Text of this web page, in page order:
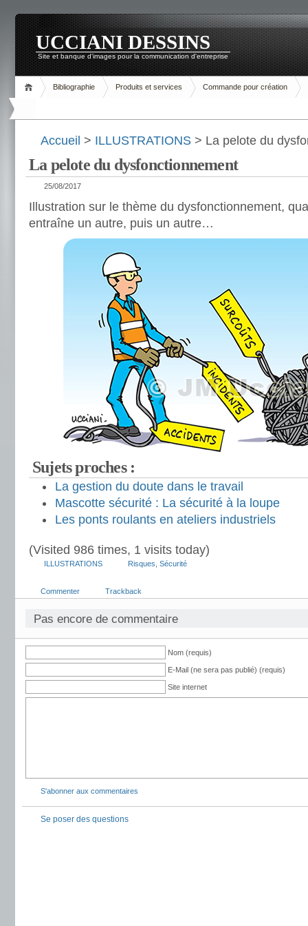
UCCIANI DESSINS
Site et banque d'images pour la communication d'entreprise
Bibliographie Produits et services Commande pour création
Accueil > ILLUSTRATIONS > La pelote du
La pelote du dysfonctionnement
25/08/2017
Illustration sur le thème du dysfonctionnement,
entraîne un autre, puis un autre…
Sujets proches :
La gestion du doute dans le travail
Mascotte sécurité : La sécurité à la loupe
Les ponts roulants en ateliers industriels
(Visited 986 times, 1 visits today)
ILLUSTRATIONS Risques Sécurité
Commenter Trackback
Pas encore de commentaire
Nom (requis)
E-Mail (ne sera pas publié) (requis)
Site internet
S'abonner aux commentaires
Se poser des questions